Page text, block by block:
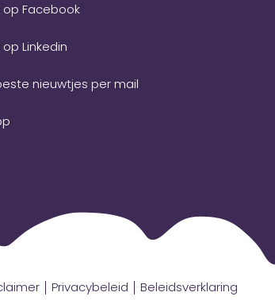
op Facebook
Linkedin
nieuwtjes per mail
Beleidsverklaring
Privacybeleid